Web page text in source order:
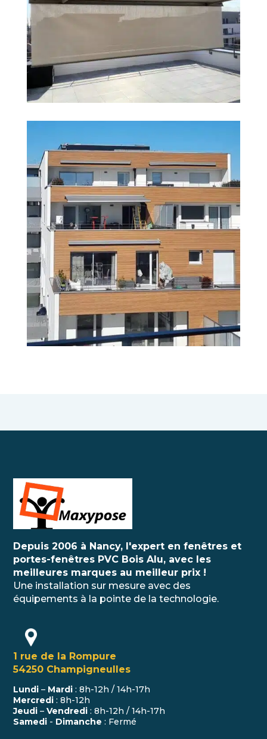
Depuis 2006 à Nancy, l'expert en fenêtres et
portes-fenêtres PVC Bois Alu, avec les
meilleures marques au meilleur prix !
Une installation sur mesure avec des
équipements à la pointe de la technologie.
1 rue de la Rompure
54250 Champigneulles
Lundi – Mardi : 8h-12h / 14h-17h
Mercredi : 8h-12h
Jeudi –Vendredi : 8h-12h / 14h-17h
Samedi - Dimanche : Fermé